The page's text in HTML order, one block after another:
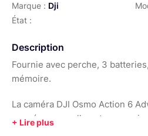
Marque : Dji
État :
Description
Fournie avec perche, 3
mémoire.
La caméra DJI Osmo Action 6
pensée pour celles et ceux qui